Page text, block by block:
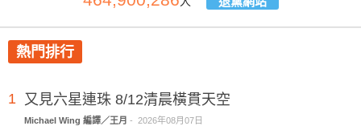
熱門排行
1 又見六星連珠 8/12清晨橫貫天空
Michael Wing 編譯／王月 - 2026年08月07日